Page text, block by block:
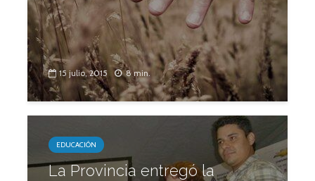
15 julio, 2015 8 min.
EDUCACIÓN
La Provincia entregó la